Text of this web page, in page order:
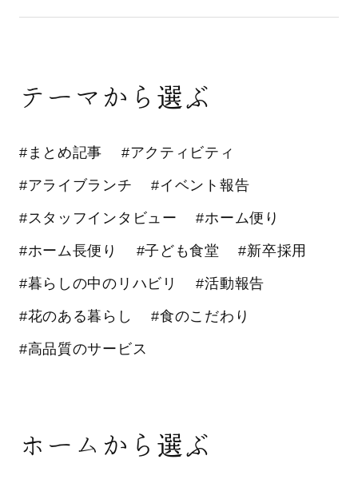
テーマから選ぶ
#まとめ記事 #アクティビティ
#アライブランチ #イベント報告
#スタッフインタビュー #ホーム便り
#ホーム長便り #子ども食堂 #新卒採用
#暮らしの中のリハビリ #活動報告
#花のある暮らし #食のこだわり
#高品質のサービス
ホームから選ぶ